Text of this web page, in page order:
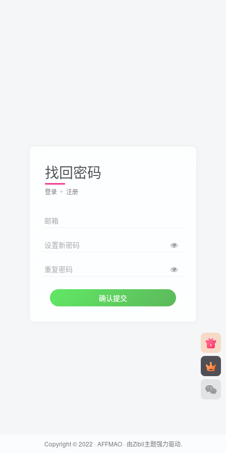
找回密码
登录 注册
邮箱
设置新密码
重复密码
确认提交
Copyright © 2022 · AFFMAO· 由Zibll主题强力驱动.